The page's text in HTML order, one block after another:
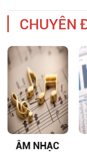
CHUYÊN
ÂM NHẠC